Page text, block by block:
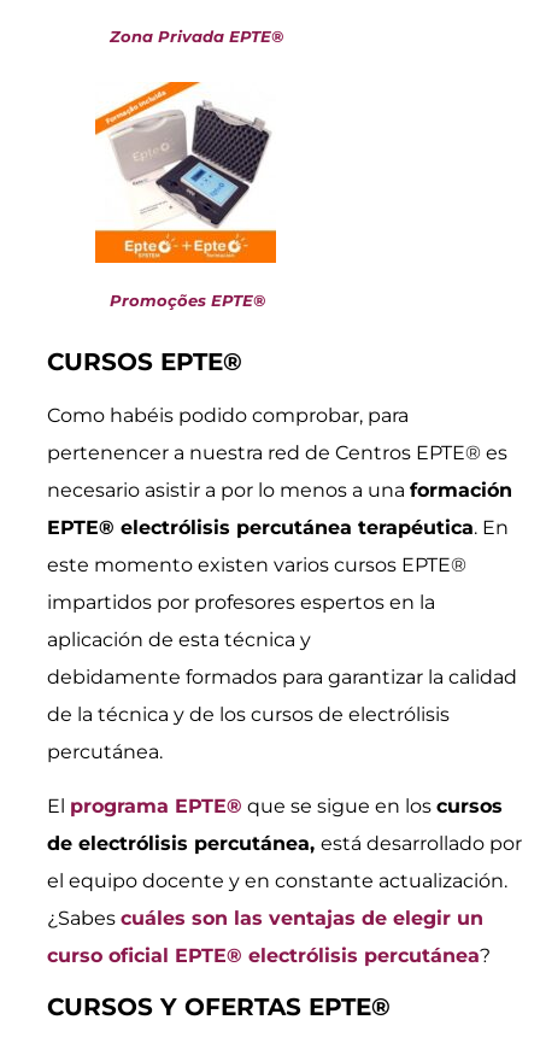
Zona Privada EPTE®
Promoções EPTE®
CURSOS EPTE®
Como habéis podido comprobar, para
pertenencer a nuestra red de Centros EPTE® es
necesario asistir a por lo menos a una formación
EPTE® electrólisis percutánea terapéutica. En
este momento existen varios cursos EPTE®
impartidos por profesores espertos en la
aplicación de esta técnica y
debidamente formados para garantizar la calidad
de la técnica y de los cursos de electrólisis
percutánea.
El programa EPTE® que se sigue en los cursos
de electrólisis percutánea, está desarrollado por
el equipo docente y en constante actualización.
¿Sabes cuáles son las ventajas de elegir un
curso oficial EPTE® electrólisis percutánea?
CURSOS Y OFERTAS EPTE®